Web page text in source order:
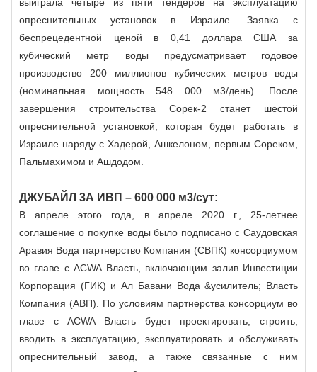
опреснительных установок в Израиле. Заявка с
беспрецедентной ценой в 0,41 доллара США за
кубический метр воды предусматривает годовое
производство 200 миллионов кубических метров воды
(номинальная мощность 548 000 м3/день). После
завершения строительства Сорек-2 станет шестой
опреснительной установкой, которая будет работать в
Израиле наряду с Хадерой, Ашкелоном, первым Сореком,
Пальмахимом и Ашдодом.
ДЖУБАЙЛ 3А ИВП – 600 000 м3/сут:
В апреле этого года, в апреле 2020 г., 25-летнее
соглашение о покупке воды было подписано с Саудовская
Аравия Вода партнерство Компания (СВПК) консорциумом
во главе с ACWA Власть, включающим залив Инвестиции
Корпорация (ГИК) и Ал Бавани Вода &усилитель; Власть
Компания (АВП). По условиям партнерства консорциум во
главе с ACWA Власть будет проектировать, строить,
вводить в эксплуатацию, эксплуатировать и обслуживать
опреснительный завод, а также связанные с ним